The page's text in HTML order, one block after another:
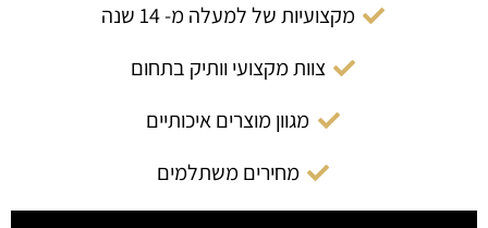
מקצועיות של למעלה מ- 14 שנה
צוות מקצועי וותיק בתחום
מגוון מוצרים איכותיים
מחירים משתלמים